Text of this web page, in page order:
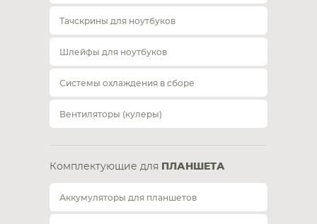
Тачскрины для ноутбуков
Шлейфы для ноутбуков
Системы охлаждения в сборе
Вентиляторы (кулеры)
Комплектующие для ПЛАНШЕТА
Аккумуляторы для планшетов